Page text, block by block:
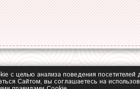
с целью анализа поведения посетителей
Сайтом, вы соглашаетесь на